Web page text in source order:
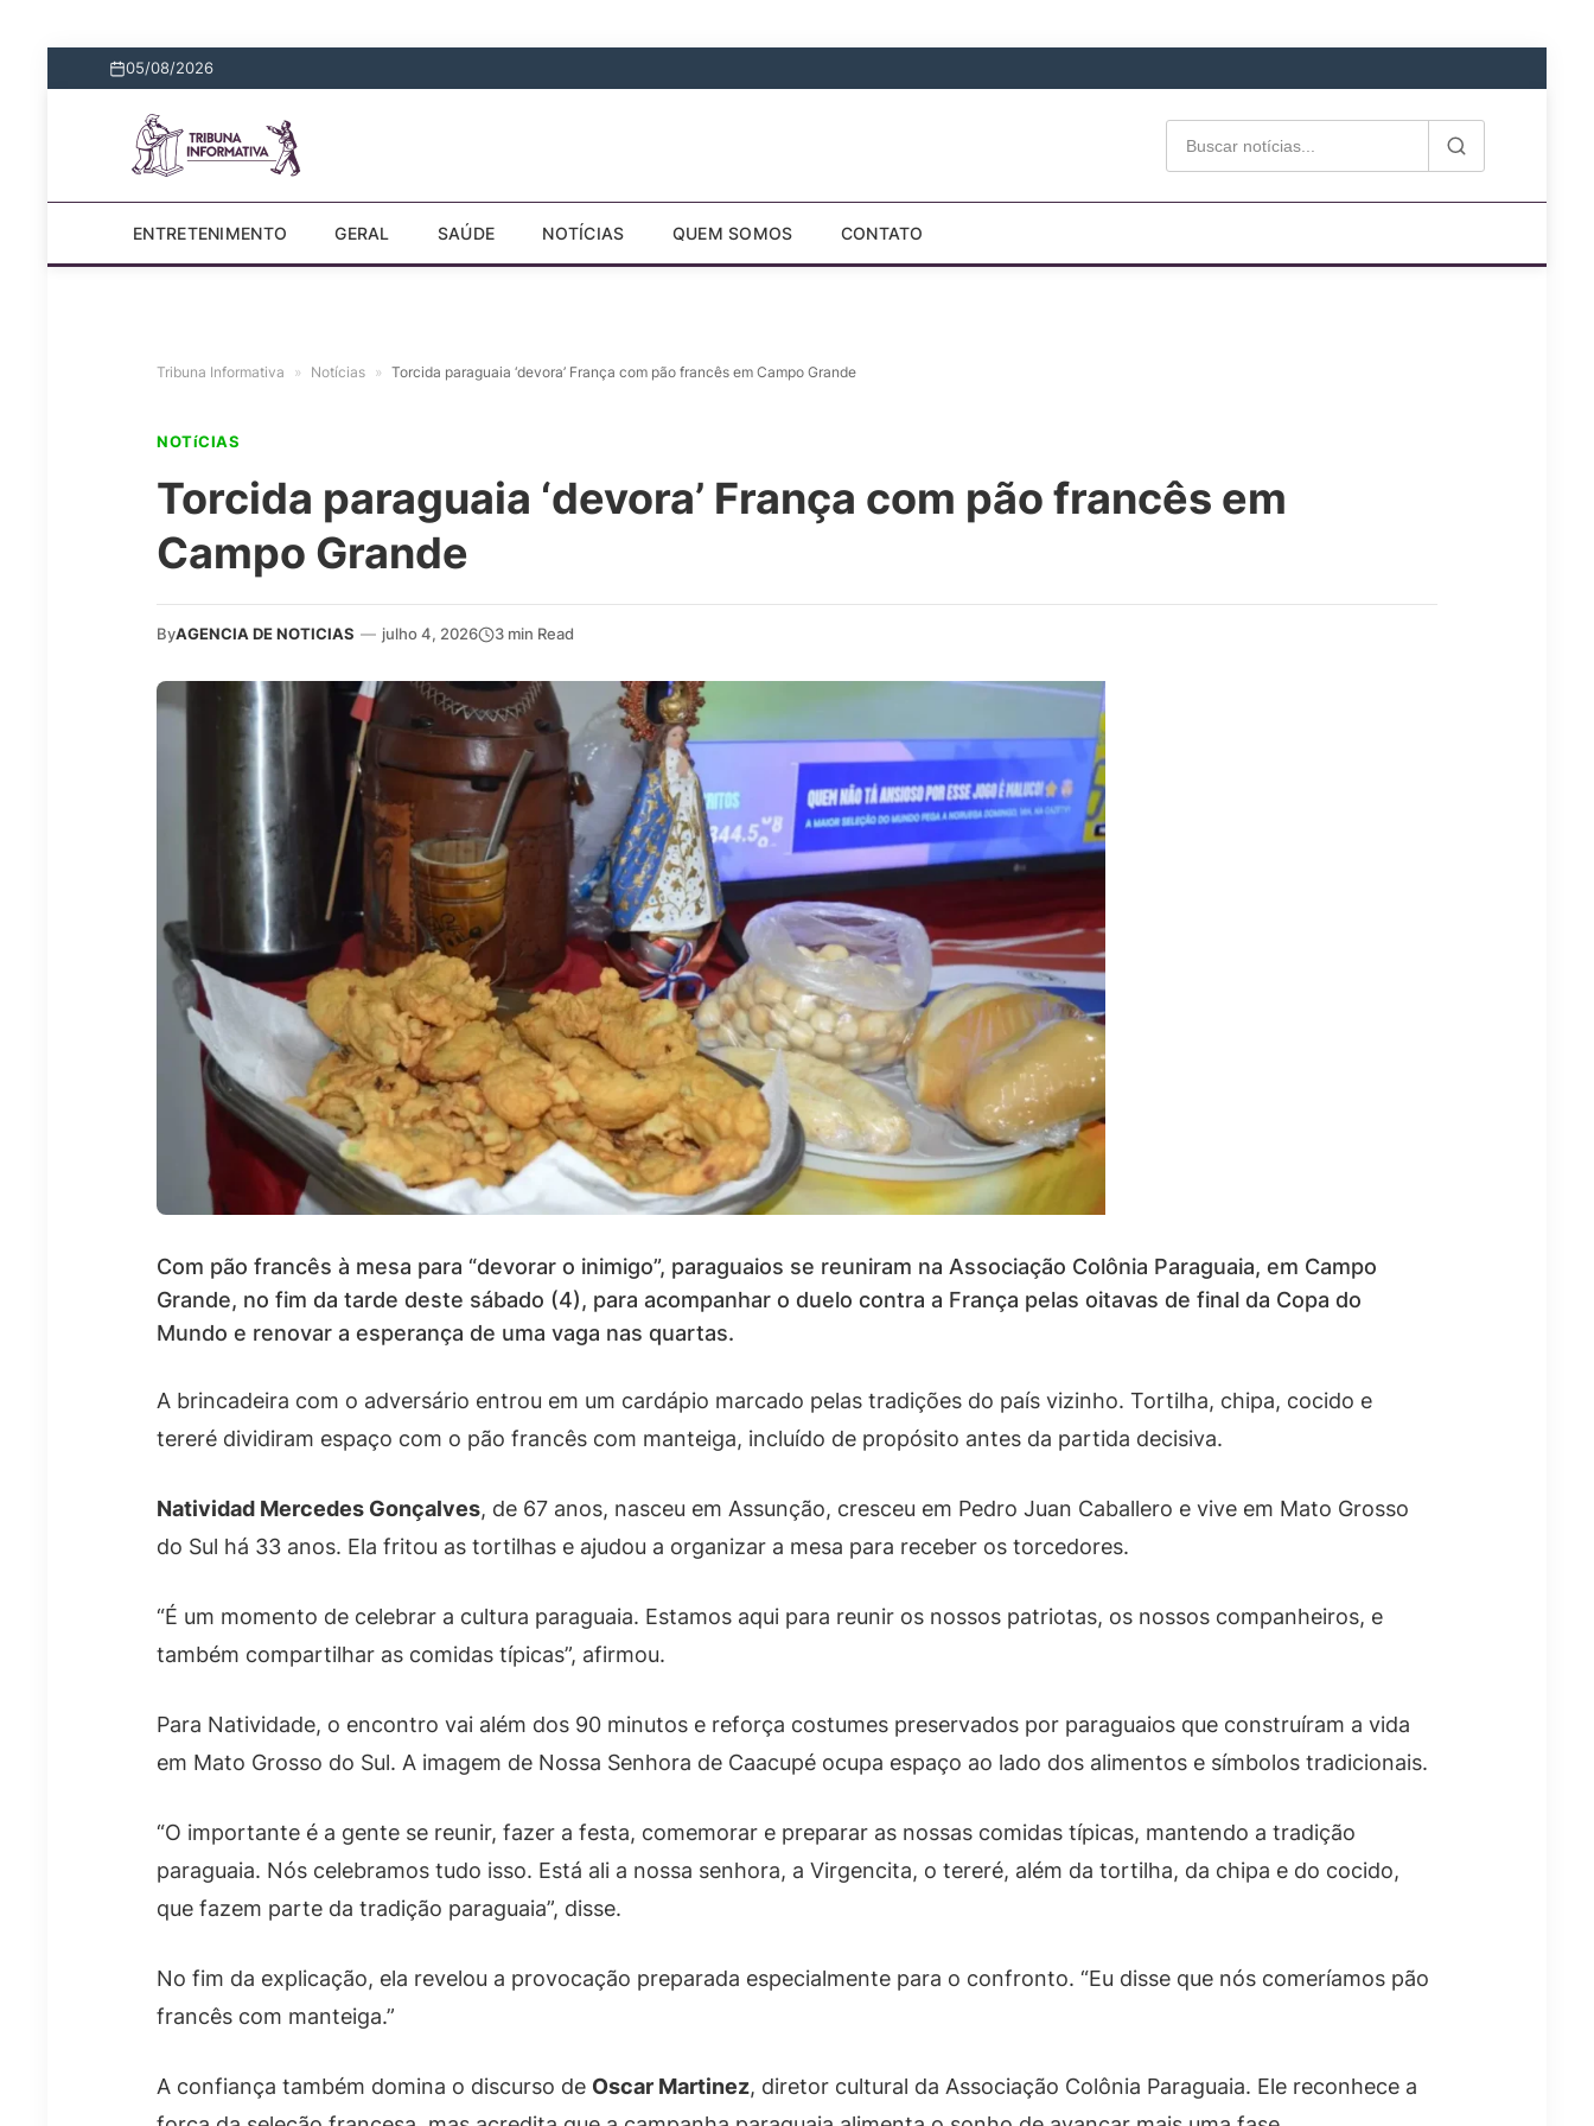
05/08/2026
ENTRETENIMENTO GERAL SAÚDE NOTÍCIAS QUEM SOMOS CONTATO
Tribuna Informativa » Notícias » Torcida paraguaia ‘devora’ França com pão francês em Campo Grande
NOTíCIAS
Torcida paraguaia ‘devora’ França com pão francês em
Campo Grande
ByAGENCIA DE NOTICIAS — julho 4, 2026 3 min Read
Com pão francês à mesa para “devorar o inimigo”, paraguaios se reuniram na Associação Colônia Paraguaia, em Campo
Grande, no fim da tarde deste sábado (4), para acompanhar o duelo contra a França pelas oitavas de final da Copa do
Mundo e renovar a esperança de uma vaga nas quartas.
A brincadeira com o adversário entrou em um cardápio marcado pelas tradições do país vizinho. Tortilha, chipa, cocido e
tereré dividiram espaço com o pão francês com manteiga, incluído de propósito antes da partida decisiva.
Natividad Mercedes Gonçalves, de 67 anos, nasceu em Assunção, cresceu em Pedro Juan Caballero e vive em Mato Grosso
do Sul há 33 anos. Ela fritou as tortilhas e ajudou a organizar a mesa para receber os torcedores.
“É um momento de celebrar a cultura paraguaia. Estamos aqui para reunir os nossos patriotas, os nossos companheiros, e
também compartilhar as comidas típicas”, afirmou.
Para Natividade, o encontro vai além dos 90 minutos e reforça costumes preservados por paraguaios que construíram a vida
em Mato Grosso do Sul. A imagem de Nossa Senhora de Caacupé ocupa espaço ao lado dos alimentos e símbolos tradicionais.
“O importante é a gente se reunir, fazer a festa, comemorar e preparar as nossas comidas típicas, mantendo a tradição
paraguaia. Nós celebramos tudo isso. Está ali a nossa senhora, a Virgencita, o tereré, além da tortilha, da chipa e do cocido,
que fazem parte da tradição paraguaia”, disse.
No fim da explicação, ela revelou a provocação preparada especialmente para o confronto. “Eu disse que nós comeríamos pão
francês com manteiga.”
A confiança também domina o discurso de Oscar Martinez, diretor cultural da Associação Colônia Paraguaia. Ele reconhece a